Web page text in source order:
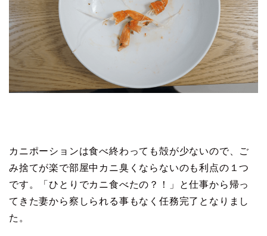
カニポーションは食べ終わっても殻が少ないので、ご
み捨てが楽で部屋中カニ臭くならないのも利点の１つ
です。「ひとりでカニ食べたの？！」と仕事から帰っ
てきた妻から察しられる事もなく任務完了となりまし
た。